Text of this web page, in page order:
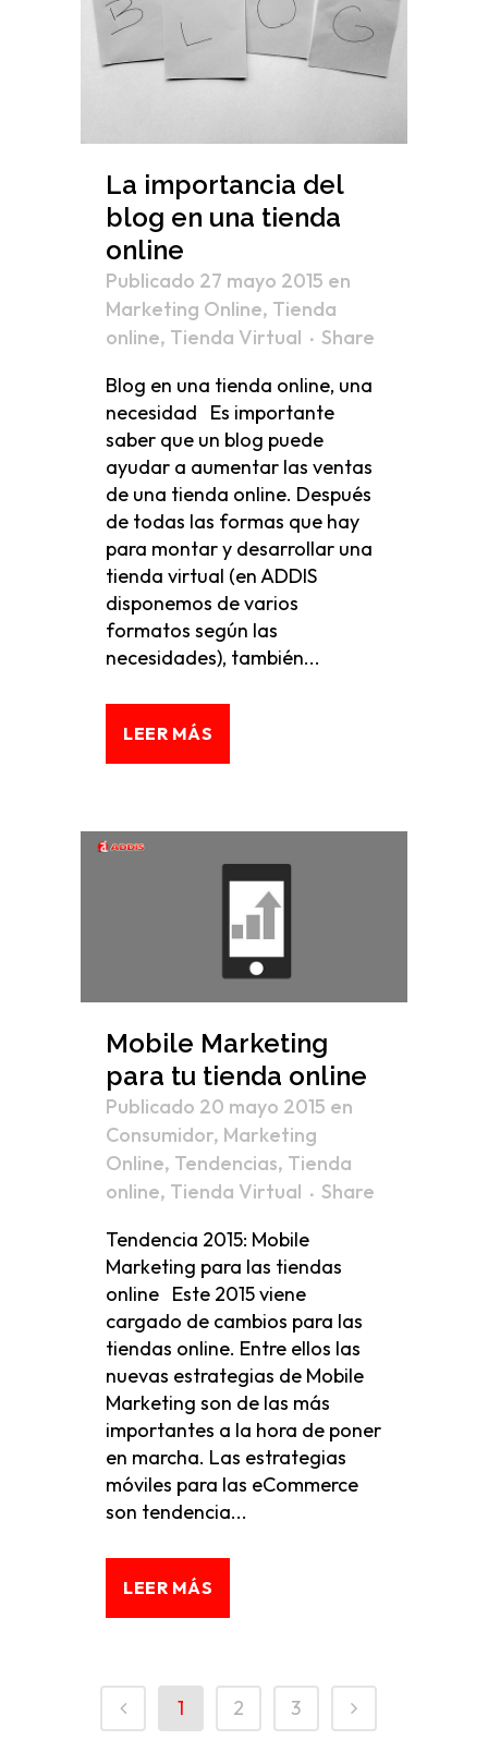
La importancia del
blog en una tienda
online
Publicado 27 mayo 2015 en
Marketing Online, Tienda
online, Tienda Virtual
Share
Blog en una tienda online, una
necesidad Es importante
saber que un blog puede
ayudar a aumentar las ventas
de una tienda online. Después
de todas las formas que hay
para montar y desarrollar una
tienda virtual (en ADDIS
disponemos de varios
formatos según las
necesidades), también...
LEER MÁS
Mobile Marketing
para tu tienda online
Publicado 20 mayo 2015 en
Consumidor, Marketing
Online, Tendencias, Tienda
online, Tienda Virtual
Share
Tendencia 2015: Mobile
Marketing para las tiendas
online Este 2015 viene
cargado de cambios para las
tiendas online. Entre ellos las
nuevas estrategias de Mobile
Marketing son de las más
importantes a la hora de poner
en marcha. Las estrategias
móviles para las eCommerce
son tendencia...
LEER MÁS
1 2 3